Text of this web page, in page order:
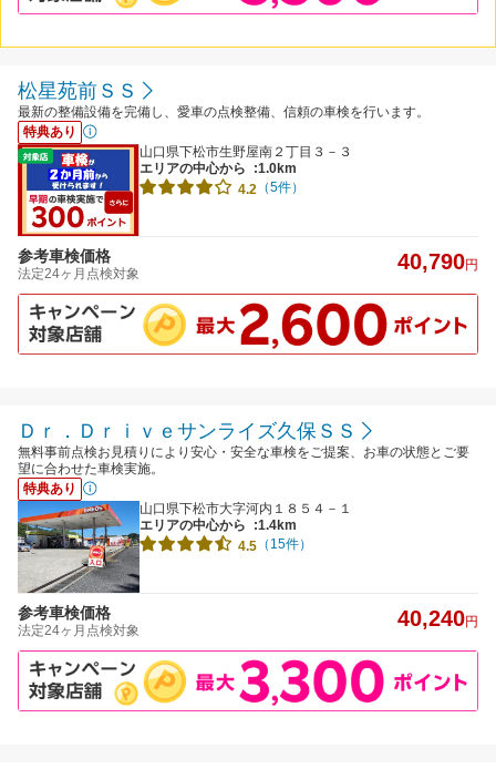
松星苑前ＳＳ
最新の整備設備を完備し、愛車の点検整備、信頼の車検を行います。
特典あり
山口県下松市生野屋南２丁目３－３
エリアの中心から
:1.0km
4.2 （5件）
参考車検価格
法定24ヶ月点検対象 40,790円
Ｄｒ．Ｄｒｉｖｅサンライズ久保ＳＳ
無料事前点検お見積りにより安心・安全な車検をご提案、お車の状態とご要
望に合わせた車検実施。
特典あり
山口県下松市大字河内１８５４－１
エリアの中心から
:1.4km
4.5 （15件）
参考車検価格
法定24ヶ月点検対象 40,240円